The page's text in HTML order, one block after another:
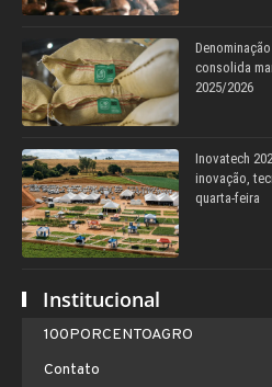
consolida
2025/2026
Inovatech
inovação,
quarta-feira
Institucional
100PORCENTOAGRO
Contato